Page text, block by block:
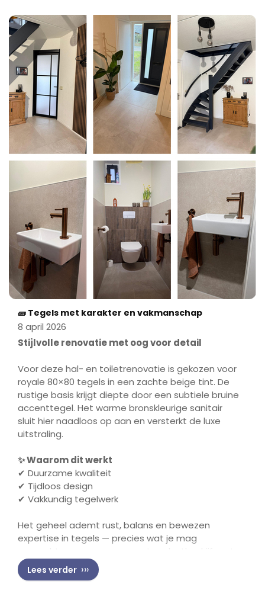
🧱 Tegels met karakter en vakmanschap
8 april 2026
Stijlvolle renovatie met oog voor detail
Voor deze hal- en toiletrenovatie is gekozen voor
royale 80×80 tegels in een zachte beige tint. De
rustige basis krijgt diepte door een subtiele bruine
accenttegel. Het warme bronskleurige sanitair
sluit hier naadloos op aan en versterkt de luxe
uitstraling.
✨ Waarom dit werkt
✔ Duurzame kwaliteit
✔ Tijdloos design
✔ Vakkundig tegelwerk
Het geheel ademt rust, balans en bewezen
expertise in tegels — precies wat je mag
handel in hoogwaardige tegels.
Lees verder